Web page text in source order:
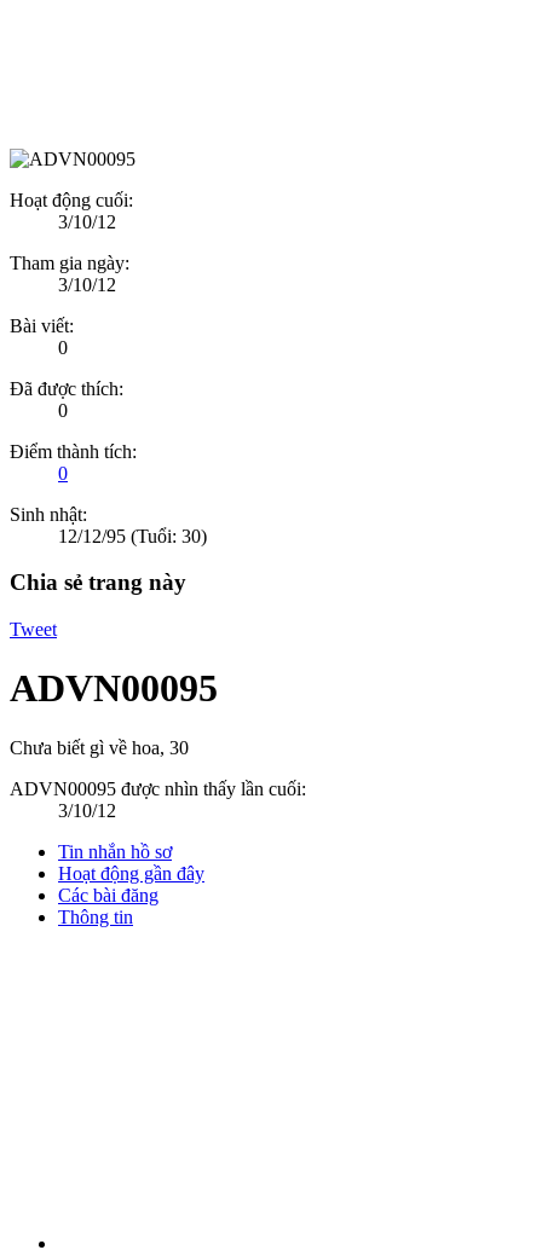
Hoạt động cuối:
3/10/12
Tham gia ngày:
3/10/12
Bài viết:
0
Đã được thích:
0
Điểm thành tích:
0
Sinh nhật:
12/12/95 (Tuổi: 30)
Chia sẻ trang này
Tweet
ADVN00095
Chưa biết gì về hoa, 30
ADVN00095 được nhìn thấy lần cuối:
3/10/12
Tin nhắn hồ sơ
Hoạt động gần đây
Các bài đăng
Thông tin